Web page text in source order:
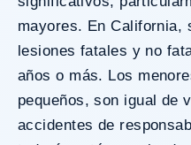
mayores. En California,
lesiones fatales y no
años o más. Los
pequeños, son igual de
accidentes de